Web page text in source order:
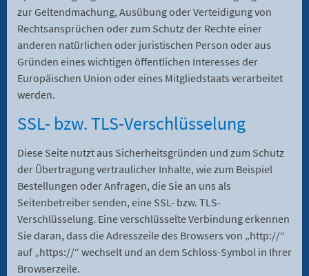
zur Geltendmachung, Ausübung oder Verteidigung von
Rechtsansprüchen oder zum Schutz der Rechte einer
anderen natürlichen oder juristischen Person oder aus
Gründen eines wichtigen öffentlichen Interesses der
Europäischen Union oder eines Mitgliedstaats verarbeitet
werden.
SSL- bzw. TLS-Verschlüsselung
Diese Seite nutzt aus Sicherheitsgründen und zum Schutz
der Übertragung vertraulicher Inhalte, wie zum Beispiel
Bestellungen oder Anfragen, die Sie an uns als
Seitenbetreiber senden, eine SSL- bzw. TLS-
Verschlüsselung. Eine verschlüsselte Verbindung erkennen
Sie daran, dass die Adresszeile des Browsers von „http://“
auf „https://“ wechselt und an dem Schloss-Symbol in Ihrer
Browserzeile.